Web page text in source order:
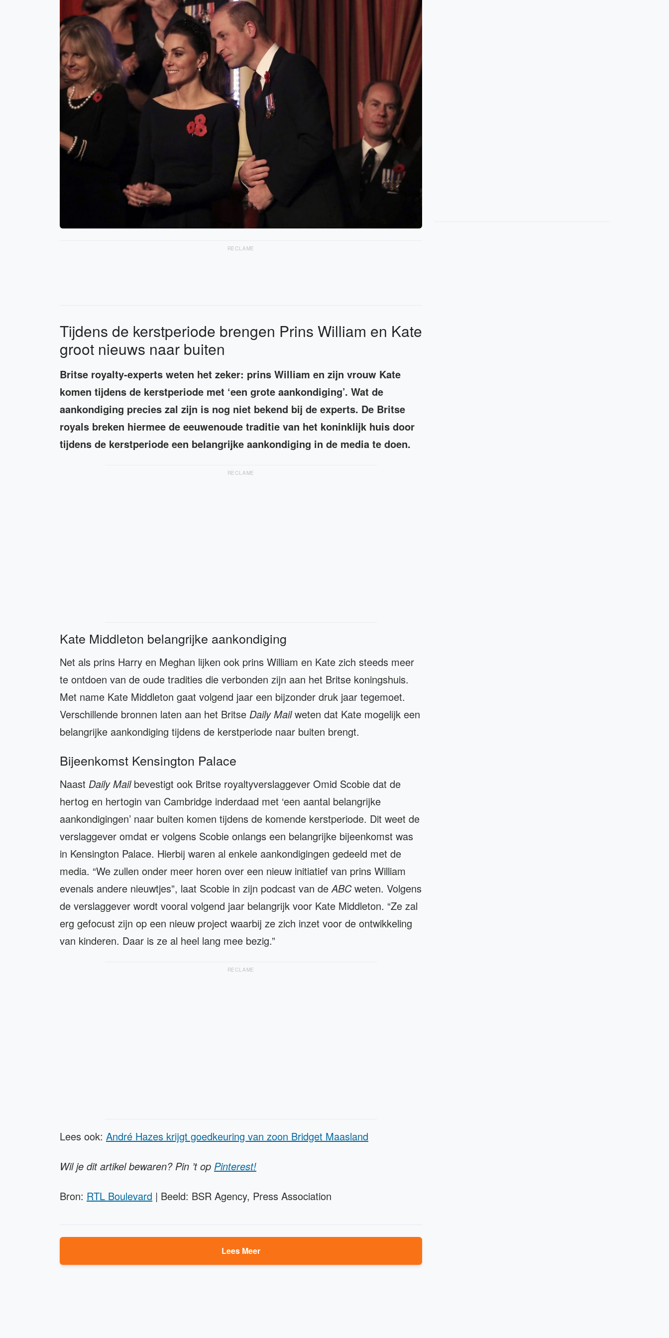
RECLAME
Tijdens de kerstperiode brengen Prins William en Kate
groot nieuws naar buiten
Britse royalty-experts weten het zeker: prins William en zijn vrouw Kate
komen tijdens de kerstperiode met ‘een grote aankondiging’. Wat de
aankondiging precies zal zijn is nog niet bekend bij de experts. De Britse
royals breken hiermee de eeuwenoude traditie van het koninklijk huis door
tijdens de kerstperiode een belangrijke aankondiging in de media te doen.
RECLAME
Kate Middleton belangrijke aankondiging
Net als prins Harry en Meghan lijken ook prins William en Kate zich steeds meer
te ontdoen van de oude tradities die verbonden zijn aan het Britse koningshuis.
Met name Kate Middleton gaat volgend jaar een bijzonder druk jaar tegemoet.
Verschillende bronnen laten aan het Britse Daily Mailweten dat Kate mogelijk een
belangrijke aankondiging tijdens de kerstperiode naar buiten brengt.
Bijeenkomst Kensington Palace
Naast Daily Mail bevestigt ook Britse royaltyverslaggever Omid Scobie dat de
hertog en hertogin van Cambridge inderdaad met ‘een aantal belangrijke
aankondigingen’ naar buiten komen tijdens de komende kerstperiode. Dit weet de
verslaggever omdat er volgens Scobie onlangs een belangrijke bijeenkomst was
in Kensington Palace. Hierbij waren al enkele aankondigingen gedeeld met de
media. “We zullen onder meer horen over een nieuw initiatief van prins William
evenals andere nieuwtjes”, laat Scobie in zijn podcast van deABCweten. Volgens
de verslaggever wordt vooral volgend jaar belangrijk voor Kate Middleton. “Ze zal
erg gefocust zijn op een nieuw project waarbij ze zich inzet voor de ontwikkeling
van kinderen. Daar is ze al heel lang mee bezig.”
RECLAME
Lees ook: André Hazes krijgt goedkeuring van zoon Bridget Maasland
Wil je dit artikel bewaren? Pin ’t op Pinterest!
Bron: RTL Boulevard | Beeld: BSR Agency, Press Association
Lees Meer